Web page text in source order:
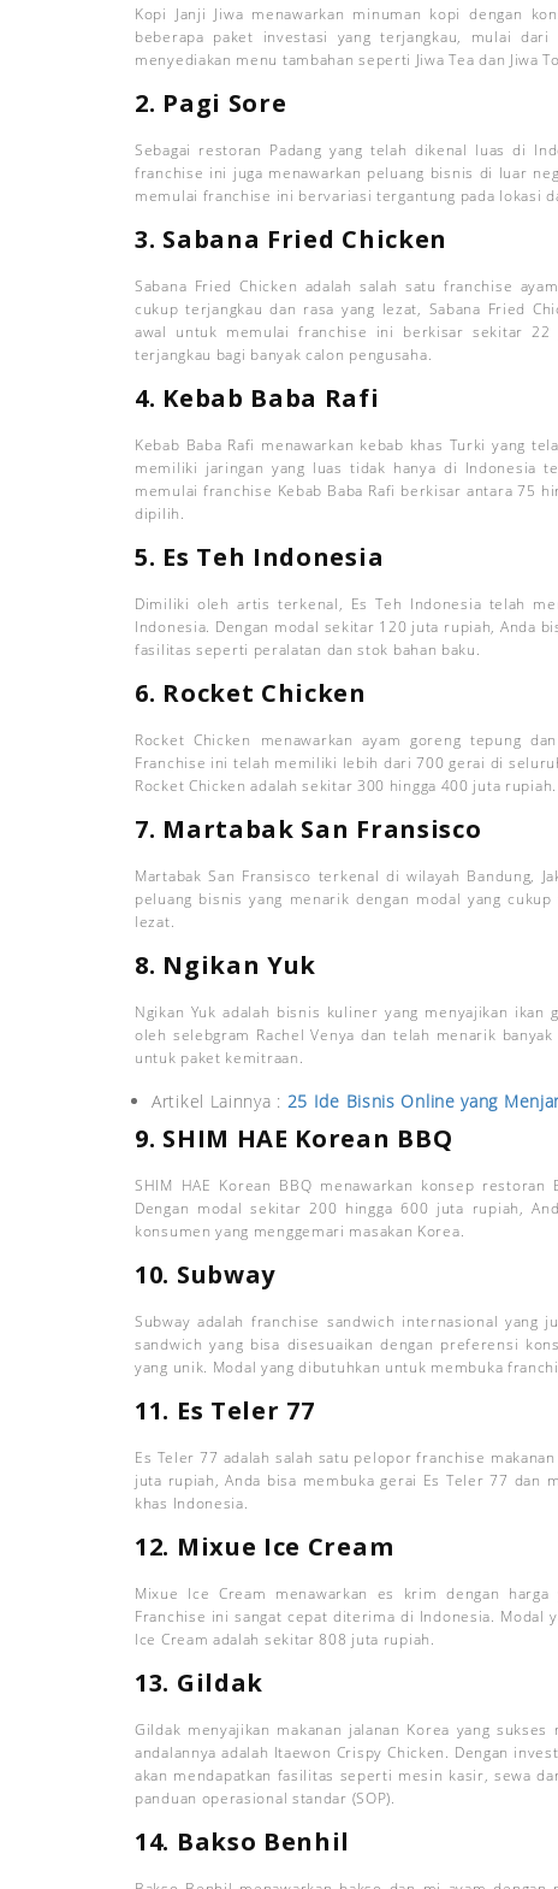
Kopi Janji Jiwa menawarkan minuman kopi dengan
beberapa paket investasi yang terjangkau, mulai
menyediakan menu tambahan seperti Jiwa Tea dan Jiwa
2. Pagi Sore
Sebagai restoran Padang yang telah dikenal luas di
franchise ini juga menawarkan peluang bisnis di luar
memulai franchise ini bervariasi tergantung pada lokasi
3. Sabana Fried Chicken
Sabana Fried Chicken adalah salah satu franchise
cukup terjangkau dan rasa yang lezat, Sabana Fried
awal untuk memulai franchise ini berkisar sekitar 22
terjangkau bagi banyak calon pengusaha.
4. Kebab Baba Rafi
Kebab Baba Rafi menawarkan kebab khas Turki yang
memiliki jaringan yang luas tidak hanya di Indonesia
memulai franchise Kebab Baba Rafi berkisar antara 75
dipilih.
5. Es Teh Indonesia
Dimiliki oleh artis terkenal, Es Teh Indonesia telah
Indonesia. Dengan modal sekitar 120 juta rupiah, Anda
fasilitas seperti peralatan dan stok bahan baku.
6. Rocket Chicken
Rocket Chicken menawarkan ayam goreng tepung
Franchise ini telah memiliki lebih dari 700 gerai di
Rocket Chicken adalah sekitar 300 hingga 400 juta rupiah.
7. Martabak San Fransisco
Martabak San Fransisco terkenal di wilayah Bandung,
peluang bisnis yang menarik dengan modal yang
lezat.
8. Ngikan Yuk
Ngikan Yuk adalah bisnis kuliner yang menyajikan
oleh selebgram Rachel Venya dan telah menarik
untuk paket kemitraan.
Artikel Lainnya : 25 Ide Bisnis Online yang
9. SHIM HAE Korean BBQ
SHIM HAE Korean BBQ menawarkan konsep
Dengan modal sekitar 200 hingga 600 juta rupiah,
konsumen yang menggemari masakan Korea.
10. Subway
Subway adalah franchise sandwich internasional yang
sandwich yang bisa disesuaikan dengan preferensi
yang unik. Modal yang dibutuhkan untuk membuka
11. Es Teler 77
Es Teler 77 adalah salah satu pelopor franchise
juta rupiah, Anda bisa membuka gerai Es Teler 77 dan
khas Indonesia.
12. Mixue Ice Cream
Mixue Ice Cream menawarkan es krim dengan harga
Franchise ini sangat cepat diterima di Indonesia. Modal
Ice Cream adalah sekitar 808 juta rupiah.
13. Gildak
Gildak menyajikan makanan jalanan Korea yang
andalannya adalah Itaewon Crispy Chicken. Dengan
akan mendapatkan fasilitas seperti mesin kasir, sewa
panduan operasional standar (SOP).
14. Bakso Benhil